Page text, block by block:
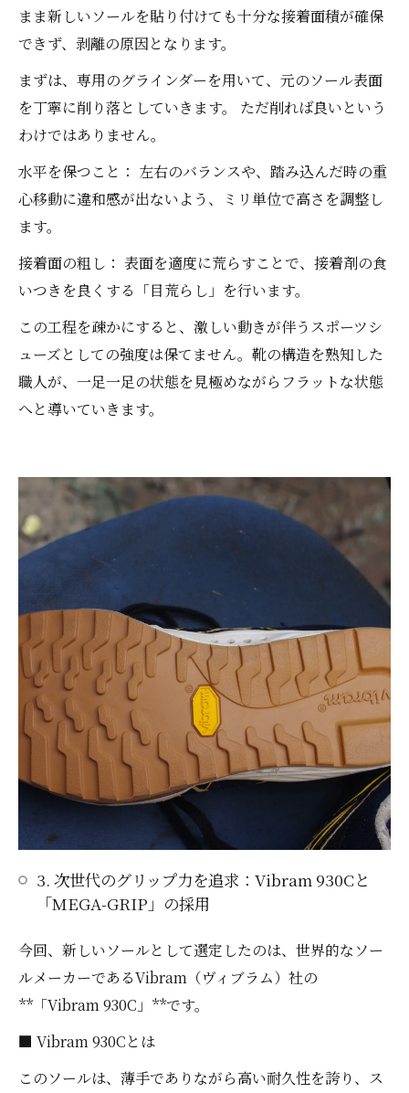
まま新しいソールを貼り付けても十分な接着面積が確保
できず、剥離の原因となります。
まずは、専用のグラインダーを用いて、元のソール表面
を丁寧に削り落としていきます。 ただ削れば良いという
わけではありません。
水平を保つこと： 左右のバランスや、踏み込んだ時の重
心移動に違和感が出ないよう、ミリ単位で高さを調整し
ます。
接着面の粗し： 表面を適度に荒らすことで、接着剤の食
いつきを良くする「目荒らし」を行います。
この工程を疎かにすると、激しい動きが伴うスポーツシ
ューズとしての強度は保てません。靴の構造を熟知した
職人が、一足一足の状態を見極めながらフラットな状態
へと導いていきます。
3. 次世代のグリップ力を追求：Vibram 930Cと
「MEGA-GRIP」の採用
今回、新しいソールとして選定したのは、世界的なソー
ルメーカーであるVibram（ヴィブラム）社の
**「Vibram 930C」**です。
■ Vibram 930Cとは
このソールは、薄手でありながら高い耐久性を誇り、ス